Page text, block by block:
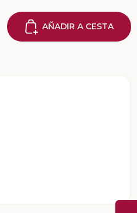
AÑADIR A CESTA